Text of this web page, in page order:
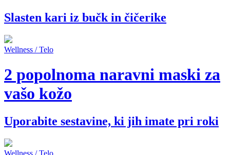
Slasten kari iz bučk in čičerike
Wellness / Telo
2 popolnoma naravni maski za
vašo kožo
Uporabite sestavine, ki jih imate pri roki
Wellness / Telo